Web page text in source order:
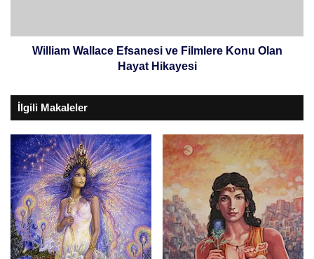
Hikayesi
William Wallace Efsanesi ve Filmlere Konu Olan
Hayat Hikayesi
İlgili Makaleler